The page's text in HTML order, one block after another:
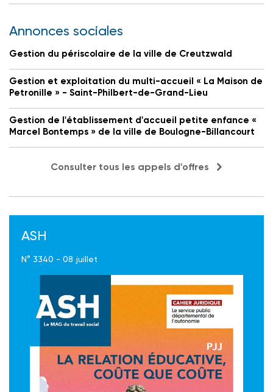
Annonces sociales
Gestion du périscolaire de la ville de Creutzwald
Gestion et exploitation du multi-accueil « La Maison de
Petronille » - Saint-Philbert-de-Grand-Lieu
Gestion de l'établissement d'accueil petite enfance «
Marcel Bontemps » de la ville de Boulogne-Billancourt
Consulter tous les appels d'offres
ASH
N° 3340 - 08 juillet